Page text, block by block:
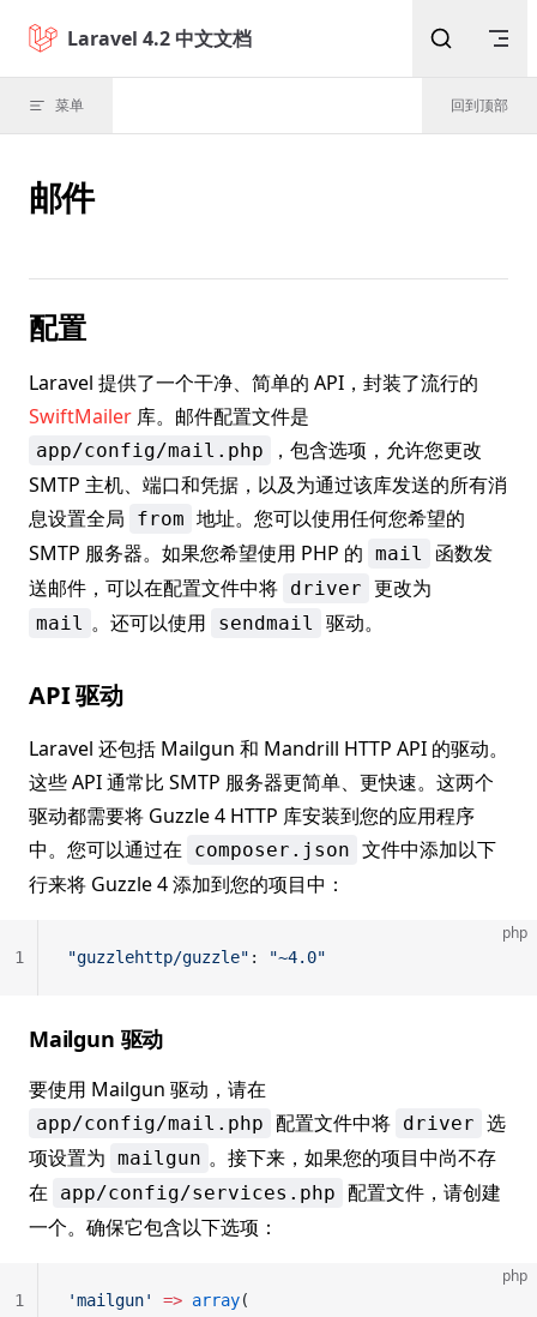
Skip to content
Laravel 4.2 中文文档
菜单 回到顶部
邮件
配置
Laravel 提供了一个干净、简单的 API，封装了流行的
SwiftMailer 库。邮件配置文件是
app/config/mail.php
，包含选项，允许您更改
SMTP 主机、端口和凭据，以及为通过该库发送的所有消
息设置全局
from 地址。您可以使用任何您希望的
SMTP 服务器。如果您希望使用 PHP 的 mail
函数发
送邮件，可以在配置文件中将 driver 更改为
mail 。还可以使用 sendmail 驱动。
API 驱动
Laravel 还包括 Mailgun 和 Mandrill HTTP API 的驱动。
这些 API 通常比 SMTP 服务器更简单、更快速。这两个
驱动都需要将 Guzzle 4 HTTP 库安装到您的应用程序
中。您可以通过在
composer.json 文件中添加以下
行来将 Guzzle 4 添加到您的项目中：
php
"guzzlehttp/guzzle" : "~4.0"
1
Mailgun 驱动
要使用 Mailgun 驱动，请在
app/config/mail.php 配置文件中将 driver 选
项设置为 mailgun 。接下来，如果您的项目中尚不存
在
app/config/services.php 配置文件，请创建
一个。确保它包含以下选项：
php
'mailgun' => array(
1